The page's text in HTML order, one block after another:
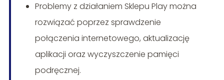
Problemy z działaniem Sklepu Play można
rozwiązać poprzez sprawdzenie
połączenia internetowego, aktualizację
aplikacji oraz wyczyszczenie pamięci
podręcznej.